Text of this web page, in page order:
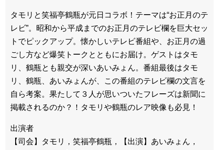
タモリと笑福亭鶴瓶が元日コラボ！テーマは“お正月のテ
レビ”。昭和から平成までのお正月のテレビ欄を巨大セッ
トでピックアップ。懐かしいテレビ番組や、お正月の過
ごし方など爆笑トークとともにお届け。ゲストはタモ
リ、鶴瓶とも親交が深いあいみょん。番組最後はタモ
リ、鶴瓶、あいみょんが、この番組のテレビ欄の文言を
自ら考案。果たして３人が思いついたフレーズは新聞に
掲載されるのか？！タモリや鶴瓶のレア映像も必見！
出演者
【司会】タモリ，笑福亭鶴瓶，【出演】あいみょん，